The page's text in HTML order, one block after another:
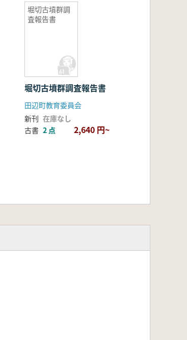
堀切古墳群調
査報告書
堀切古墳群調査報告書
田辺町教育委員会
新刊 在庫なし
古書 2 点 2,640 円~